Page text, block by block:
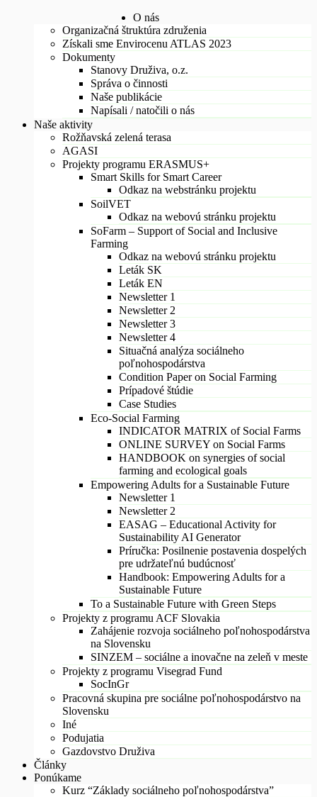
O nás
Organizačná štruktúra združenia
Získali sme Envirocenu ATLAS 2023
Dokumenty
Stanovy Druživa, o.z.
Správa o činnosti
Naše publikácie
Napísali / natočili o nás
Naše aktivity
Rožňavská zelená terasa
AGASI
Projekty programu ERASMUS+
Smart Skills for Smart Career
Odkaz na webstránku projektu
SoilVET
Odkaz na webovú stránku projektu
SoFarm – Support of Social and Inclusive
Farming
Odkaz na webovú stránku projektu
Leták SK
Leták EN
Newsletter 1
Newsletter 2
Newsletter 3
Newsletter 4
Situačná analýza sociálneho
poľnohospodárstva
Condition Paper on Social Farming
Prípadové štúdie
Case Studies
Eco-Social Farming
INDICATOR MATRIX of Social Farms
ONLINE SURVEY on Social Farms
HANDBOOK on synergies of social
farming and ecological goals
Empowering Adults for a Sustainable Future
Newsletter 1
Newsletter 2
EASAG – Educational Activity for
Sustainability AI Generator
Príručka: Posilnenie postavenia dospelých
pre udržateľnú budúcnosť
Handbook: Empowering Adults for a
Sustainable Future
To a Sustainable Future with Green Steps
Projekty z programu ACF Slovakia
Zahájenie rozvoja sociálneho poľnohospodárstva
na Slovensku
SINZEM – sociálne a inovačne na zeleň v meste
Projekty z programu Visegrad Fund
SocInGr
Pracovná skupina pre sociálne poľnohospodárstvo na
Slovensku
Iné
Podujatia
Gazdovstvo Druživa
Články
Ponúkame
Kurz “Základy sociálneho poľnohospodárstva”